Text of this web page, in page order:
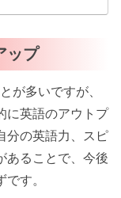
ップ
が多いですが、
に英語のアウトプ
分の英語力、スピ
あることで、今後
す。